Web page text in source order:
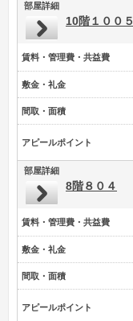
部屋詳細
10階１００５
賃料・管理費・共益費
敷金・礼金
間取・面積
アピールポイント
部屋詳細
8階８０４
賃料・管理費・共益費
敷金・礼金
間取・面積
アピールポイント